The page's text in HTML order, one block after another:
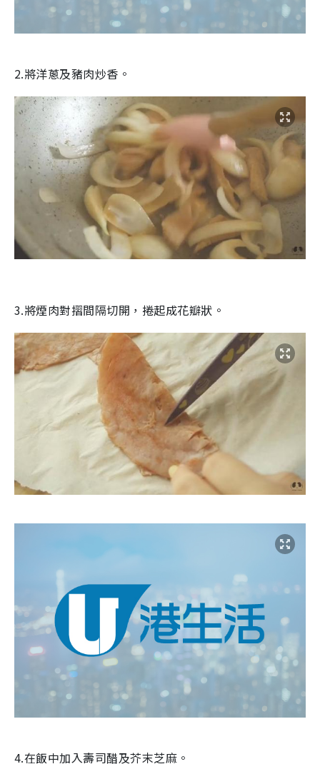
2.將洋蔥及豬肉炒香。
3.將煙肉對摺間隔切開，捲起成花瓣狀。
4.在飯中加入壽司醋及芥末芝麻。